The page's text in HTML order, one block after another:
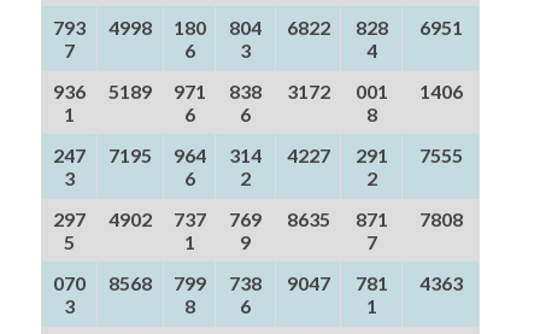
793
7
4998
180
6
804
3
6822
828
4
6951
936
1
5189
971
6
838
6
3172
001
8
1406
247
3
7195
964
6
314
2
4227
291
2
7555
297
5
4902
737
1
769
9
8635
871
7
7808
070
3
8568
799
8
738
6
9047
781
1
4363